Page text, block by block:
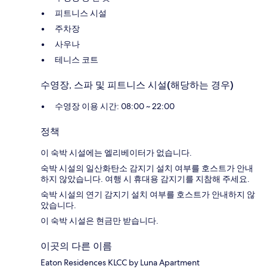
피트니스 시설
주차장
사우나
테니스 코트
수영장, 스파 및 피트니스 시설(해당하는 경우)
수영장 이용 시간: 08:00 ~ 22:00
정책
이 숙박 시설에는 엘리베이터가 없습니다.
숙박 시설의 일산화탄소 감지기 설치 여부를 호스트가 안내
하지 않았습니다. 여행 시 휴대용 감지기를 지참해 주세요.
숙박 시설의 연기 감지기 설치 여부를 호스트가 안내하지 않
았습니다.
이 숙박 시설은 현금만 받습니다.
이곳의 다른 이름
Eaton Residences KLCC by Luna Apartment